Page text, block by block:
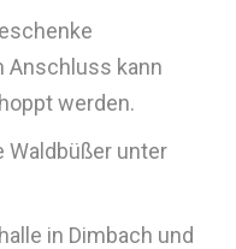
Anschluss kann
werden.
Waldbüßer unter
in Dimbach und